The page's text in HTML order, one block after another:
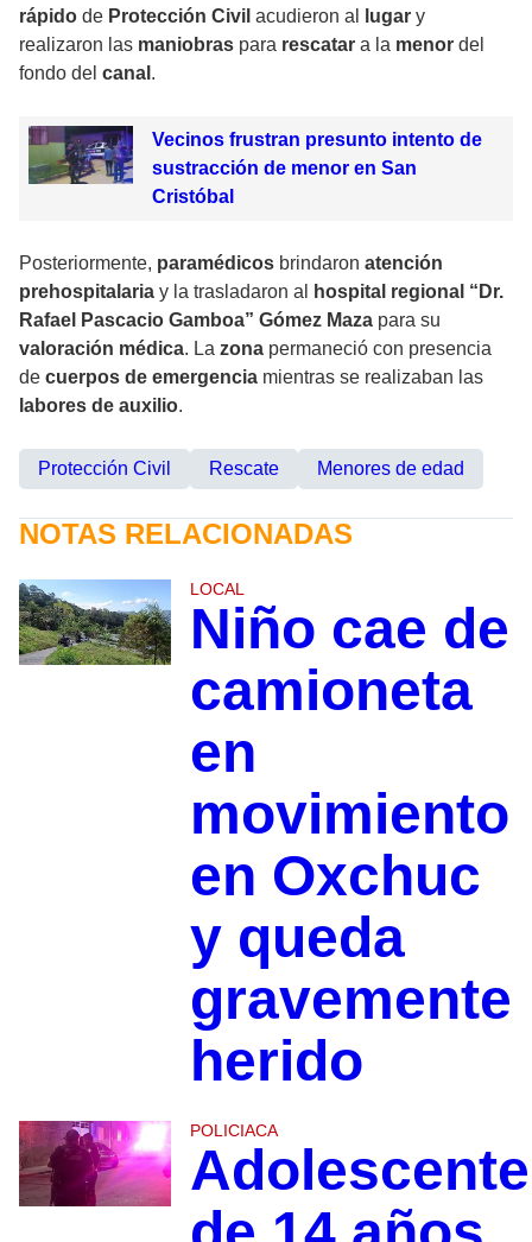
rápido de Protección Civil acudieron al lugar y
realizaron las maniobras para rescatar a la menor del
fondo del canal .
Vecinos frustran presunto intento de
sustracción de menor en San
Cristóbal
Posteriormente, paramédicos brindaron atención
prehospitalaria y la trasladaron al
hospital regional “Dr.
Rafael Pascacio Gamboa” Gómez Maza para su
valoración médica. La zona permaneció con presencia
de cuerpos de emergencia mientras se realizaban las
labores de auxilio.
Protección Civil Rescate Menores de edad
NOTAS RELACIONADAS
LOCAL
Niño cae de
camioneta
en
movimiento
en Oxchuc
y queda
gravemente
herido
POLICIACA
Adolescente